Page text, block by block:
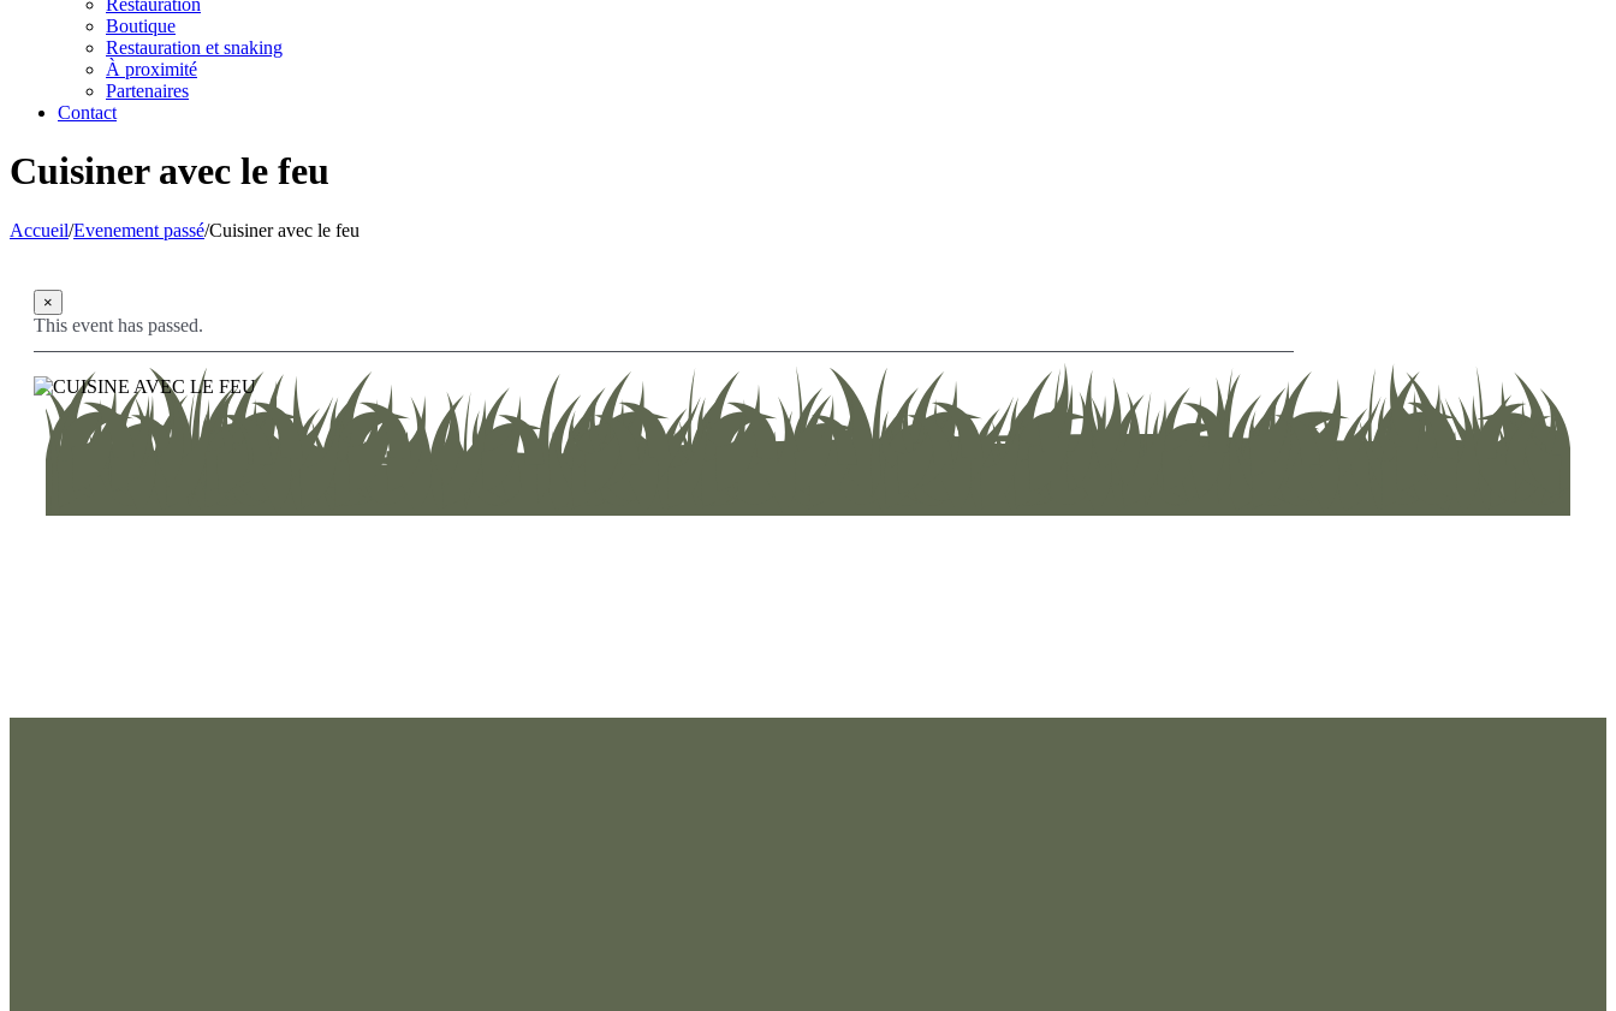
Restauration
Boutique
Restauration et snaking
À proximité
Partenaires
Contact
Cuisiner avec le feu
Accueil/Evenement passé/Cuisiner avec le feu
×
This event has passed.